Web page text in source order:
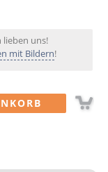
lieben uns!
mit Bildern!